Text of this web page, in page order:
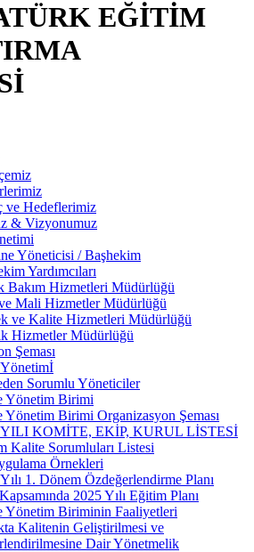
EĞİTİM
ve Hedeflerimiz
& Vizyonumuz
Yöneticisi / Başhekim
Yardımcıları
Bakım Hizmetleri Müdürlüğü
Mali Hizmetler Müdürlüğü
ve Kalite Hizmetleri Müdürlüğü
Hizmetler Müdürlüğü
Şeması
Sorumlu Yöneticiler
Yönetim Birimi
Yönetim Birimi Organizasyon Şeması
YILI KOMİTE, EKİP, KURUL LİSTESİ
Kalite Sorumluları Listesi
Örnekleri
1. Dönem Özdeğerlendirme Planı
2025 Yılı Eğitim Planı
Yönetim Biriminin Faaliyetleri
Kalitenin Geliştirilmesi ve
Dair Yönetmelik